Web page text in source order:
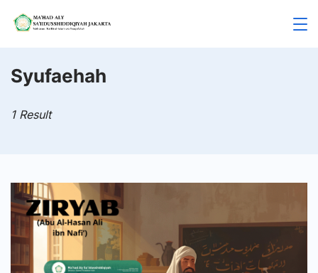
Skip
Syufaehah
1 Result